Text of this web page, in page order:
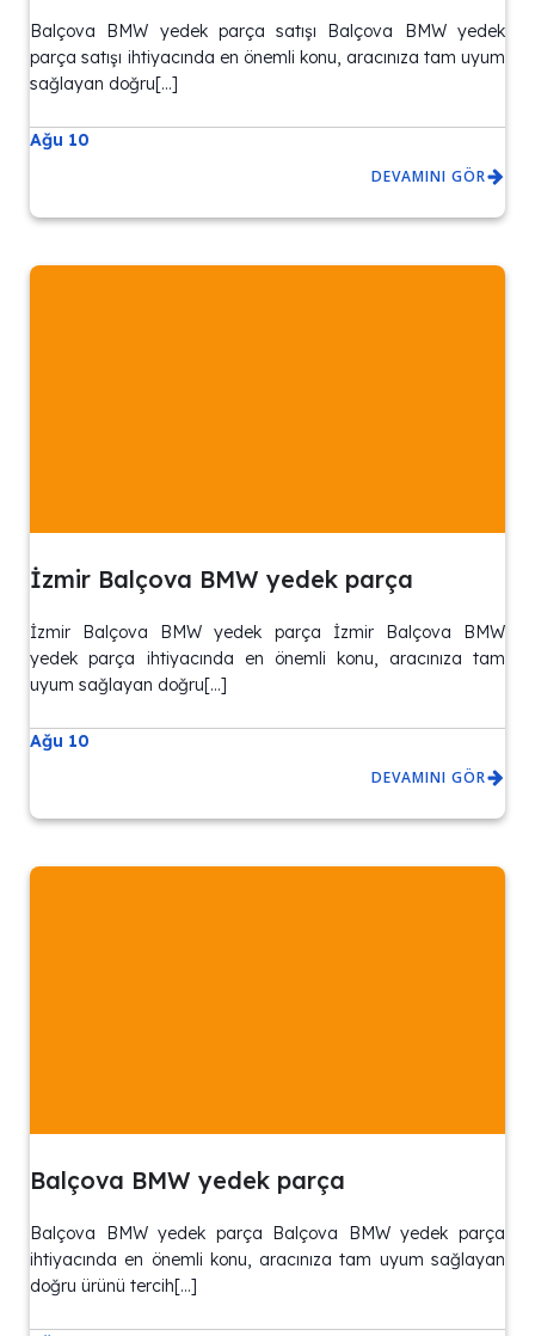
Balçova BMW yedek parça satışı Balçova BMW yedek
parça satışı ihtiyacında en önemli konu, aracınıza tam uyum
sağlayan doğru[…]
Ağu 10
DEVAMINI GÖR
İzmir Balçova BMW yedek parça
İzmir Balçova BMW yedek parça İzmir Balçova BMW
yedek parça ihtiyacında en önemli konu, aracınıza tam
uyum sağlayan doğru[…]
Ağu 10
DEVAMINI GÖR
Balçova BMW yedek parça
Balçova BMW yedek parça Balçova BMW yedek parça
ihtiyacında en önemli konu, aracınıza tam uyum sağlayan
doğru ürünü tercih[…]